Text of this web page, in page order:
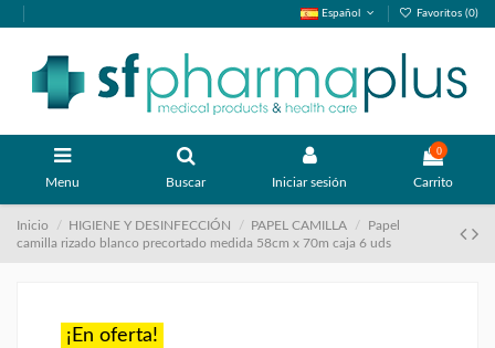
Español Favoritos (0)
Menu Buscar Iniciar sesión
0
Carrito
Inicio HIGIENE Y DESINFECCIÓN PAPEL CAMILLA
Papel
camilla rizado blanco precortado medida 58cm x 70m caja 6 uds
¡En oferta!